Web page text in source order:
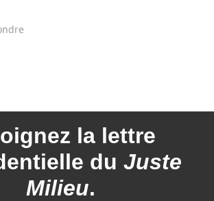
la lettre
du Juste
Milieu.